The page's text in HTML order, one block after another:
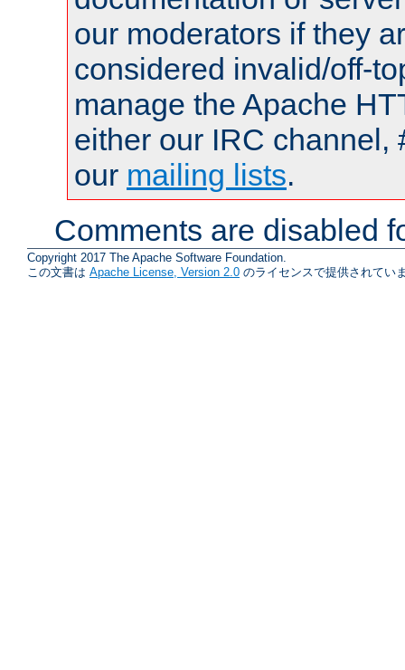
our moderators if they
considered invalid/off-
manage the Apache
either our IRC channel,
our mailing lists.
Comments are disabled
Copyright 2017 The Apache Software Foundation.
この文書は Apache License, Version 2.0 のライセンスで提供されてい